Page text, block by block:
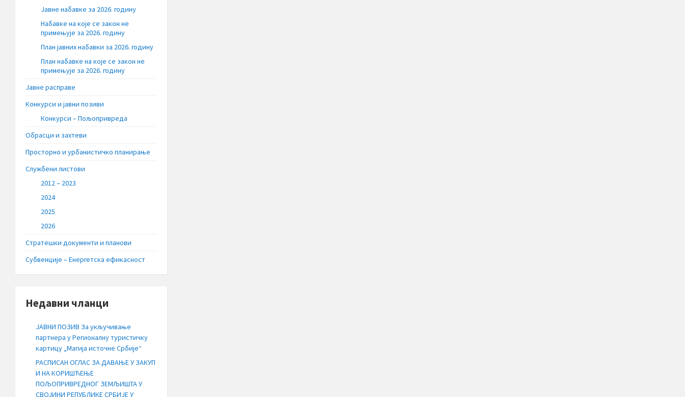
Јавне набавке за 2026. годину
Набавке на које се закон не
примењује за 2026. годину
План јавних набавки за 2026. годину
План набавке на које се закон не
примењује за 2026. годину
Јавне расправе
Конкурси и јавни позиви
Конкурси – Пољопривреда
Обрасци и захтеви
Просторно и урбанистичко планирање
Службени листови
2012 – 2023
2024
2025
2026
Стратешки документи и планови
Субвенције – Енергетска ефикасност
Недавни чланци
ЈАВНИ ПОЗИВ За укључивање
партнера у Регионалну туристичку
картицу „Магија источне Србије“
РАСПИСАН ОГЛАС ЗА ДАВАЊЕ У ЗАКУП
И НА КОРИШЋЕЊЕ
ПОЉОПРИВРЕДНОГ ЗЕМЉИШТА У
СВОЈИНИ РЕПУБЛИКЕ СРБИЈЕ У